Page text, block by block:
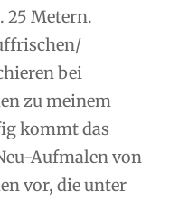
25 Metern.
bei
zu meinem
kommt das
Aufmalen von
vor, die unter